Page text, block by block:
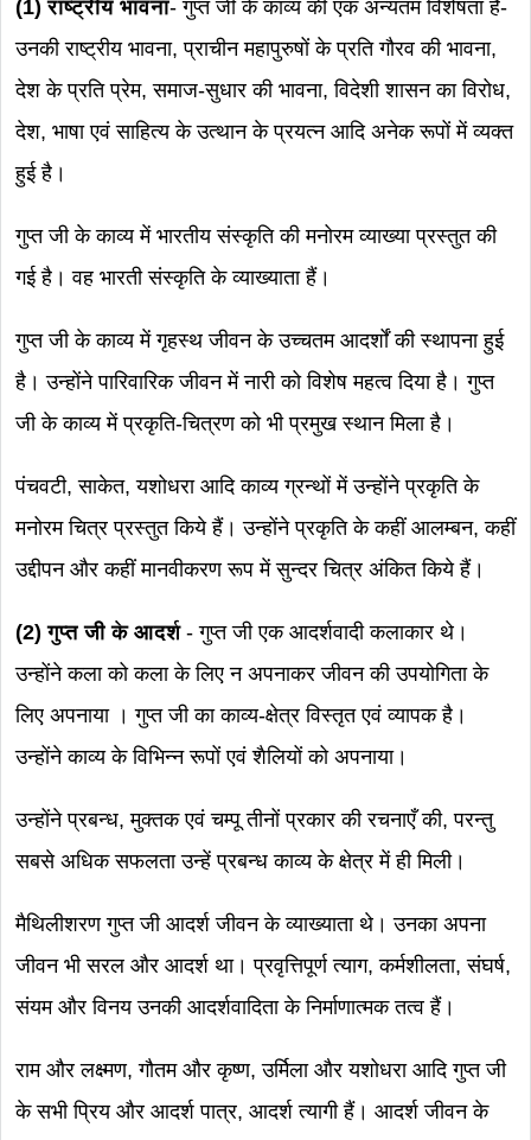
(1) राष्ट्रीय भावना- गुप्त जी के काव्य की एक अन्यतम विशेषता है-
उनकी राष्ट्रीय भावना, प्राचीन महापुरुषों के प्रति गौरव की भावना,
देश के प्रति प्रेम, समाज-सुधार की भावना, विदेशी शासन का विरोध,
देश, भाषा एवं साहित्य के उत्थान के प्रयत्न आदि अनेक रूपों में व्यक्त
हुई है।
गुप्त जी के काव्य में भारतीय संस्कृति की मनोरम व्याख्या प्रस्तुत की
गई है। वह भारती संस्कृति के व्याख्याता हैं।
गुप्त जी के काव्य में गृहस्थ जीवन के उच्चतम आदर्शों की स्थापना हुई
है। उन्होंने पारिवारिक जीवन में नारी को विशेष महत्व दिया है। गुप्त
जी के काव्य में प्रकृति-चित्रण को भी प्रमुख स्थान मिला है।
पंचवटी, साकेत, यशोधरा आदि काव्य ग्रन्थों में उन्होंने प्रकृति के
मनोरम चित्र प्रस्तुत किये हैं। उन्होंने प्रकृति के कहीं आलम्बन, कहीं
उद्दीपन और कहीं मानवीकरण रूप में सुन्दर चित्र अंकित किये हैं।
(2) गुप्त जी के आदर्श- गुप्त जी एक आदर्शवादी कलाकार थे।
उन्होंने कला को कला के लिए न अपनाकर जीवन की उपयोगिता के
लिए अपनाया । गुप्त जी का काव्य-क्षेत्र विस्तृत एवं व्यापक है।
उन्होंने काव्य के विभिन्न रूपों एवं शैलियों को अपनाया।
उन्होंने प्रबन्ध, मुक्तक एवं चम्पू तीनों प्रकार की रचनाएँ की, परन्तु
सबसे अधिक सफलता उन्हें प्रबन्ध काव्य के क्षेत्र में ही मिली।
मैथिलीशरण गुप्त जी आदर्श जीवन के व्याख्याता थे। उनका अपना
जीवन भी सरल और आदर्श था। प्रवृत्तिपूर्ण त्याग, कर्मशीलता, संघर्ष,
संयम और विनय उनकी आदर्शवादिता के निर्माणात्मक तत्व हैं।
राम और लक्ष्मण, गौतम और कृष्ण, उर्मिला और यशोधरा आदि गुप्त जी
के सभी प्रिय और आदर्श पात्र, आदर्श त्यागी हैं। आदर्श जीवन के